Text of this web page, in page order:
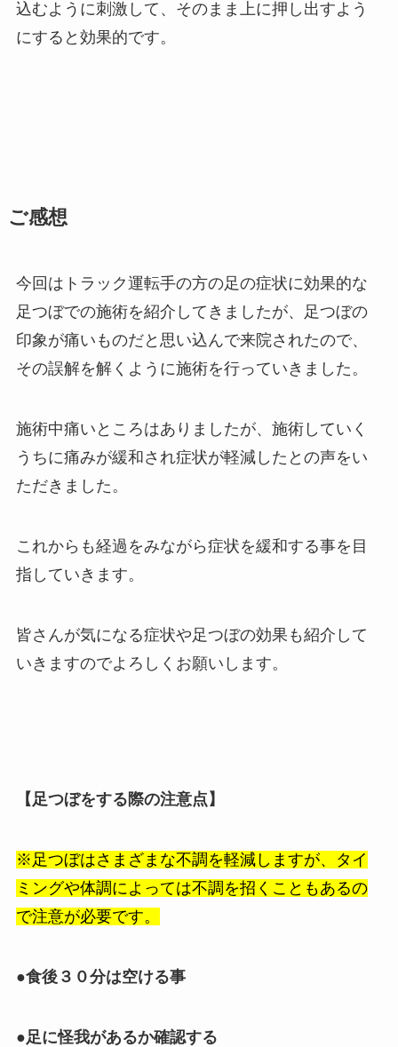
込むように刺激して、そのまま上に押し出すよう
にすると効果的です。
ご感想
今回はトラック運転手の方の足の症状に効果的な
足つぼでの施術を紹介してきましたが、足つぼの
印象が痛いものだと思い込んで来院されたので、
その誤解を解くように施術を行っていきました。
施術中痛いところはありましたが、施術していく
うちに痛みが緩和され症状が軽減したとの声をい
ただきました。
これからも経過をみながら症状を緩和する事を目
指していきます。
皆さんが気になる症状や足つぼの効果も紹介して
いきますのでよろしくお願いします。
【足つぼをする際の注意点】
※足つぼはさまざまな不調を軽減しますが、タイ
ミングや体調によっては不調を招くこともあるの
で注意が必要です。
●食後３０分は空ける事
●足に怪我があるか確認する